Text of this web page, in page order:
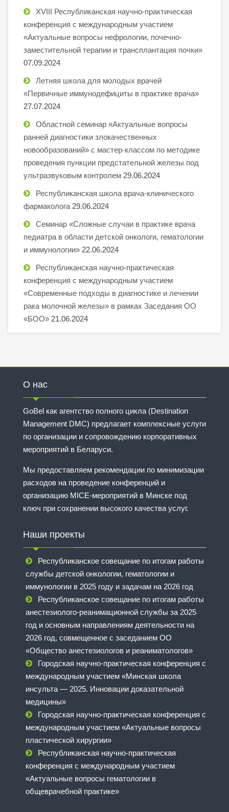
XVIII Республиканская научно-практическая
конференция с международным участием
«Актуальные вопросы нефрологии, почечно-
заместительной терапии и трансплантация почки»
07.09.2024
Летняя школа для молодых врачей
«Первичные иммунодефициты в практике врача»
27.07.2024
Областной семинар «Актуальные вопросы
ранней диагностики злокачественных
новообразований» с мастер-классом по методике
проведения пункции предстательной железы под
ультразвуковым контролем 29.06.2024
Республиканская школа врача-клинического
фармаколога 29.06.2024
Семинар «Сложные случаи в практике врача
педиатра в области детской онкологи, гематологии
и иммунологии» 22.06.2024
Республиканская научно-практическая
конференция с международным участием
«Современные подходы в диагностике и лечении
рака молочной железы» в рамках Заседания ОО
«БОО» 21.06.2024
О нас
GoBel как агентство полного цикла (Destination
Management DMC) предлагает комплексные услуги
по организации и сопровождению корпоративных
мероприятий в Беларуси.
Мы предоставляем рекомендации по минимизации
расходов на проведение конференций и
организацию MICE-мероприятий в Минске под
ключ при сохранении высокого качества услуг.
Наши проекты
Республиканское совещание по итогам работы
службы детской онкологии, гематологии и
иммунологии в 2025 году и задачам на 2026 год
Республиканское совещание по итогам работы
анестезиолого-реанимационной службы за 2025
год и основным направлениям деятельности на
2026 год, совмещенное с заседанием ОО
«Общество анестезиологов и реаниматологов»
Городская научно-практическая конференция с
международным участием «Минская школа
инсульта — 2025. Инновации доказательной
медицины»
Городская научно-практическая конференция с
международным участием «Актуальные вопросы
пластической хирургии»
Республиканская научно-практическая
конференция с международным участием
«Актуальные вопросы гематологии в
общеврачебной практике»